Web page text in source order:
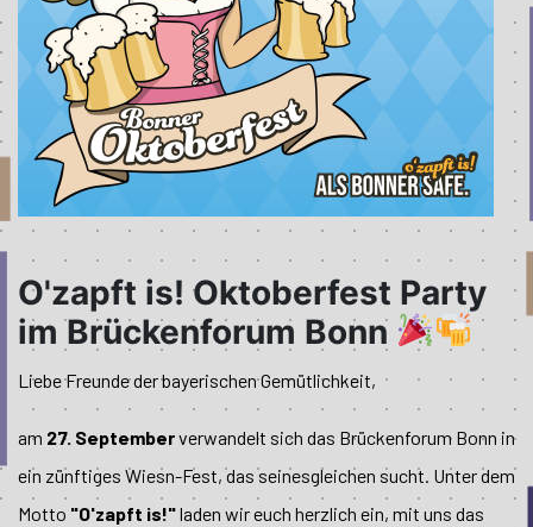
O'zapft is! Oktoberfest Party
im Brückenforum Bonn
Liebe Freunde der bayerischen Gemütlichkeit,
am 27. Septemberverwandelt sich das Brückenforum Bonn in
ein zünftiges Wiesn-Fest, das seinesgleichen sucht. Unter dem
Motto "O'zapft is!"laden wir euch herzlich ein, mit uns das